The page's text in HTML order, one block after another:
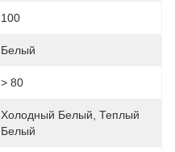
100
Белый
> 80
Холодный Белый, Теплый
Белый